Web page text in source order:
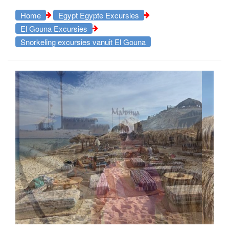
Home
Egypt Egypte Excursies
El Gouna Excursies
Snorkeling excursies vanuit El Gouna